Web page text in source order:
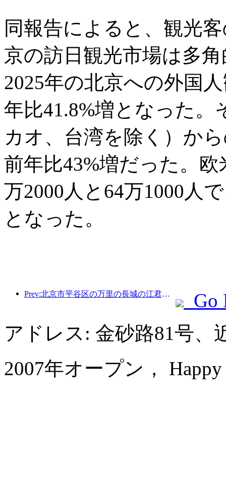
同報告によると、観光
京の訪日観光市場は多
2025年の北京への外国
年比41.8%増となった
カオ、台湾を除く）か
前年比43%増だった。
万2000人と64万1000人
となった。
Prev:北京市平谷区の万里の長城の江君関区間は、早ければ2026年末にも一般公開される予定だ。
Go
アドレス: 金砂路81号、
2007年オープン， Happy